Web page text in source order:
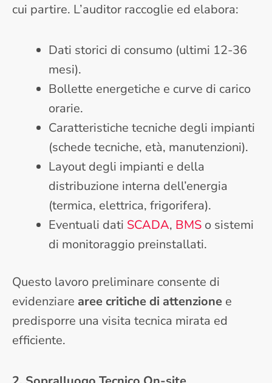
cui partire. L’auditor raccoglie ed elabora:
Dati storici di consumo (ultimi 12-36
mesi).
Bollette energetiche e curve di carico
orarie.
Caratteristiche tecniche degli impianti
(schede tecniche, età, manutenzioni).
Layout degli impianti e della
distribuzione interna dell’energia
(termica, elettrica, frigorifera).
Eventuali dati SCADA, BMS o sistemi
di monitoraggio preinstallati.
Questo lavoro preliminare consente di
evidenziare aree critiche di attenzione e
predisporre una visita tecnica mirata ed
efficiente.